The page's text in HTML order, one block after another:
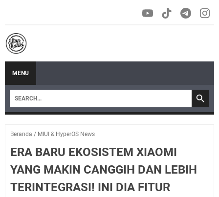
MENU
Beranda / MIUI & HyperOS News
ERA BARU EKOSISTEM XIAOMI
YANG MAKIN CANGGIH DAN LEBIH
TERINTEGRASI! INI DIA FITUR